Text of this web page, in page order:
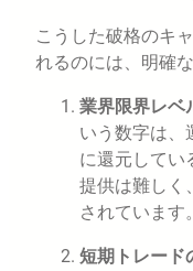
こうした破格のキ
れるのには、明確
業界限界レベ
いう数字は、
に還元してい
提供は難しく
されています。
短期トレード